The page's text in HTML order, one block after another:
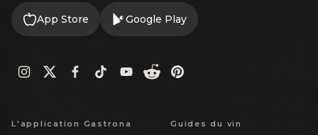
App Store Google Play
L'application Gastrona Guides du vin